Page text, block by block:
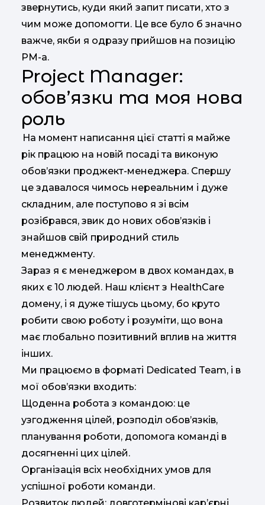
звернутись, куди який запит писати, хто з
чим може допомогти. Це все було б значно
важче, якби я одразу прийшов на позицію
PM-а.
Project Manager:
обов’язки та моя нова
роль
На момент написання цієї статті я майже
рік працюю на новій посаді та виконую
обов’язки проджект-менеджера. Спершу
це здавалося чимось нереальним і дуже
складним, але поступово я зі всім
розібрався, звик до нових обов’язків і
знайшов свій природний стиль
менеджменту.
Зараз я є менеджером в двох командах, в
яких є 10 людей. Наш клієнт з HealthCare
домену, і я дуже тішусь цьому, бо круто
робити свою роботу і розуміти, що вона
має глобально позитивний вплив на життя
інших.
Ми працюємо в форматі Dedicated Team, і в
мої обов’язки входить:
Щоденна робота з командою: це
узгодження цілей, розподіл обов’язків,
планування роботи, допомога команді в
досягненні цих цілей.
Організація всіх необхідних умов для
успішної роботи команди.